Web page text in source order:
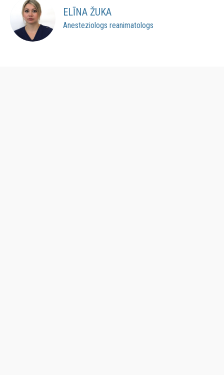
ELĪNA ŽUKA
Anesteziologs reanimatologs